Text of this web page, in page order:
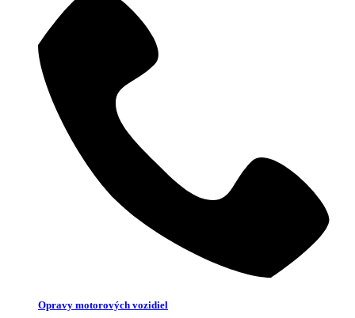
Opravy motorových vozidiel